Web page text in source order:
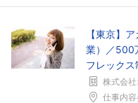
【東京】
業）／500
フレックス
株式会
仕事内容